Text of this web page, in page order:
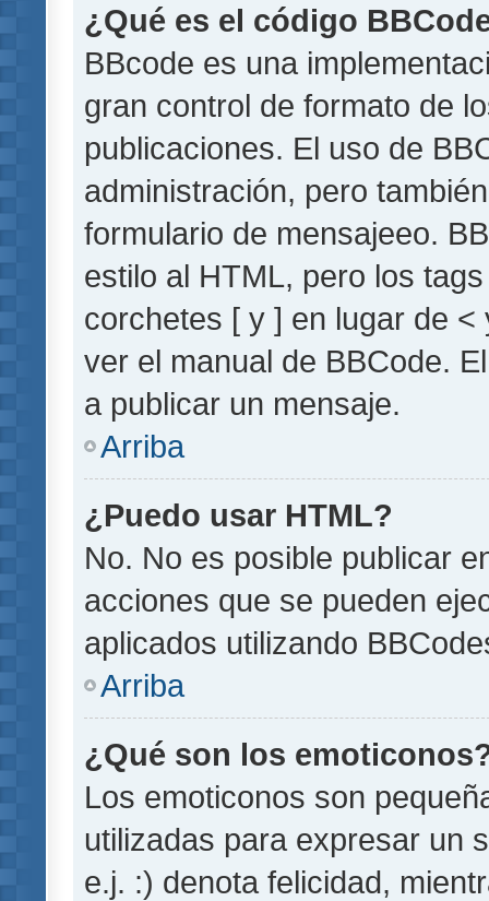
¿Qué es el código
BBcode es una
gran control de formato de
publicaciones. El uso de
administración, pero
formulario de mensajeeo.
estilo al HTML, pero los
corchetes [ y ] en lugar de
ver el manual de BBCode.
a publicar un mensaje.
Arriba
¿Puedo usar HTML?
No. No es posible publicar
acciones que se pueden
aplicados utilizando
Arriba
¿Qué son los
Los emoticonos son
utilizadas para expresar un
e.j. :) denota felicidad,